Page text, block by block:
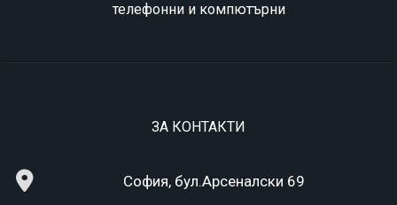
телефонни и компютърни
ЗА КОНТАКТИ
София, бул.Арсеналски 69